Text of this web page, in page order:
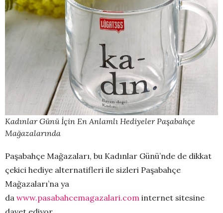
Kadınlar Günü İçin En Anlamlı Hediyeler Paşabahçe
Mağazalarında
Paşabahçe Mağazaları, bu Kadınlar Günü’nde de dikkat
çekici hediye alternatifleri ile sizleri Paşabahçe
Mağazaları’na ya
da www.pasabahcemagazalari.com internet sitesine